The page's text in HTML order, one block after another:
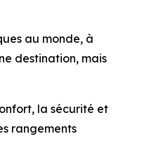
au monde, à
destination, mais
la sécurité et
rangements